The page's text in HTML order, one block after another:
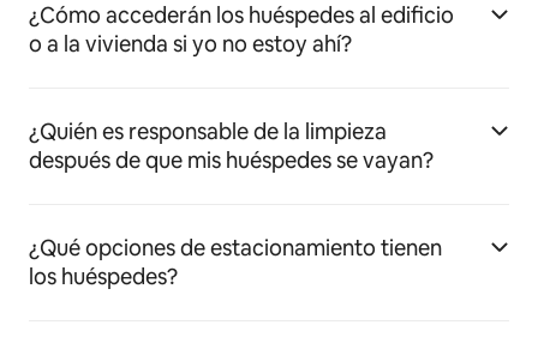
¿Cómo accederán los huéspedes al edificio
o a la vivienda si yo no estoy ahí?
¿Quién es responsable de la limpieza
después de que mis huéspedes se vayan?
¿Qué opciones de estacionamiento tienen
los huéspedes?